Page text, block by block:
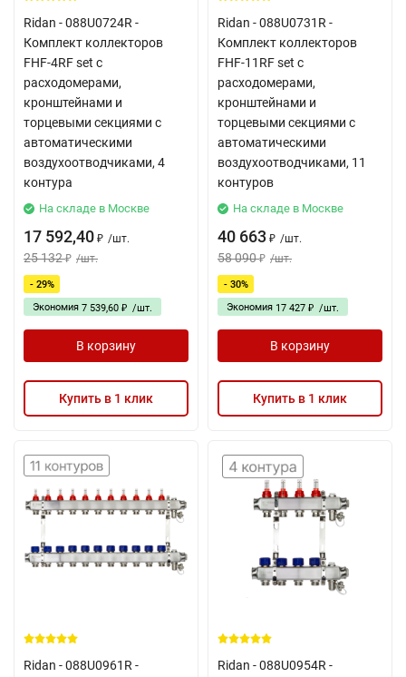
Ridan - 088U0724R -
Комплект коллекторов
FHF-4RF set с
расходомерами,
кронштейнами и
торцевыми секциями с
автоматическими
воздухоотводчиками, 4
контура
На складе в Москве
17 592,40 ₽ /шт.
25 132 ₽ /шт.
- 29%
Экономия 7 539,60 ₽ /шт.
В корзину
Купить в 1 клик
Ridan - 088U0731R -
Комплект коллекторов
FHF-11RF set с
расходомерами,
кронштейнами и
торцевыми секциями с
автоматическими
воздухоотводчиками, 11
контуров
На складе в Москве
40 663 ₽ /шт.
58 090 ₽ /шт.
- 30%
Экономия 17 427 ₽ /шт.
В корзину
Купить в 1 клик
Ridan - 088U0961R -
Ridan - 088U0954R -